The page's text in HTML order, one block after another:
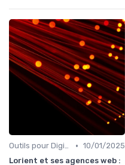
Outils pour Digital Worker • 10/01/2025
Lorient et ses agences web :